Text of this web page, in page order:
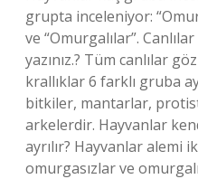
grupta inceleniyor:
ve “Omurgalılar”.
yazınız.? Tüm canlılar
krallıklar 6 farklı gruba
bitkiler, mantarlar,
arkelerdir. Hayvanlar
ayrılır? Hayvanlar alemi
omurgasızlar ve